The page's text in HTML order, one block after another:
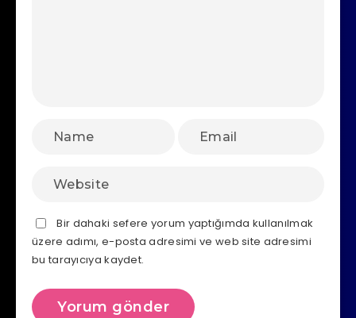
Bir dahaki sefere yorum yaptığımda kullanılmak
üzere adımı, e-posta adresimi ve web site adresimi
bu tarayıcıya kaydet.